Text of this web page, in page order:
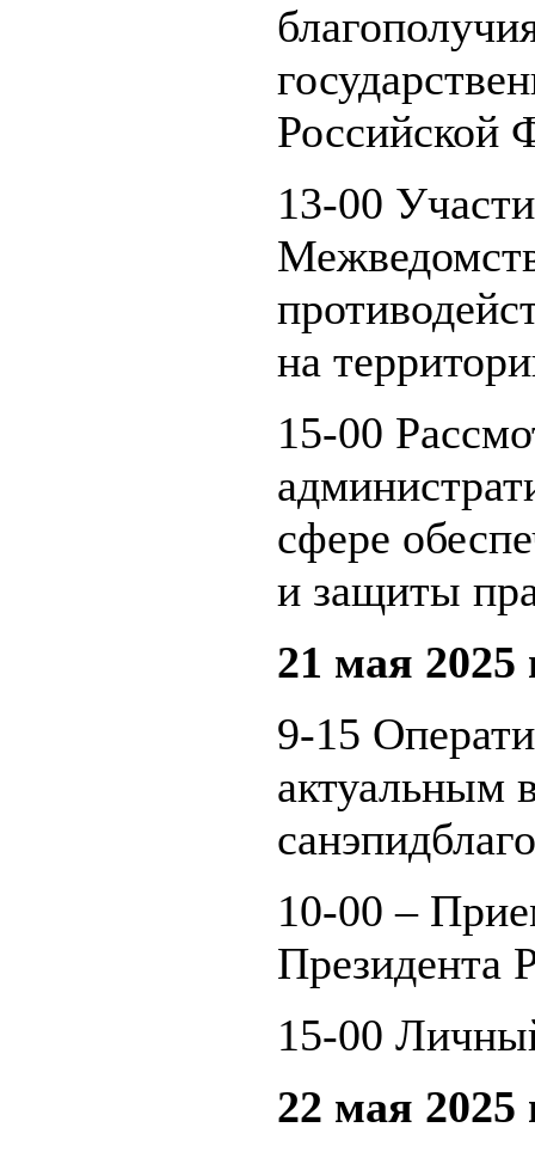
Российской
13-00
на
15-00
сфере
и защиты
21 мая 2025
9-15
актуальным
10-00 –
Президента
15-00
22 мая 2025